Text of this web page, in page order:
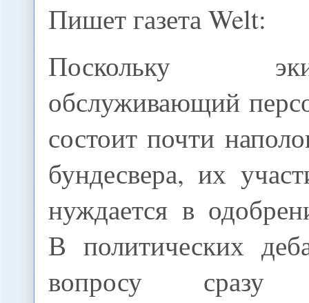
Пишет газета Welt:
Поскольку
обслуживающий
состоит почти
бундесвера, их
нуждается в
В политических
вопросу